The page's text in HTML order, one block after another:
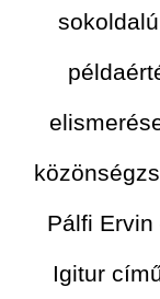
Pálfi
Igitur